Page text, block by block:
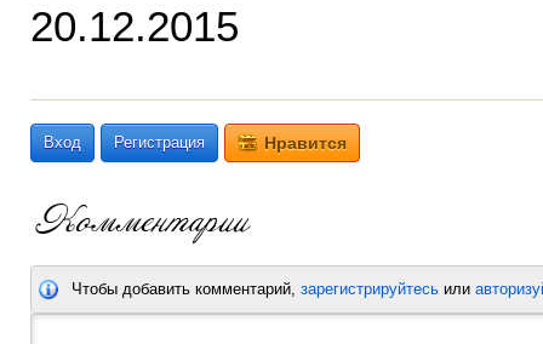
20.12.2015
Вход Регистрация Нравится
Чтобы добавить комментарий, зарегистрируйтесь или